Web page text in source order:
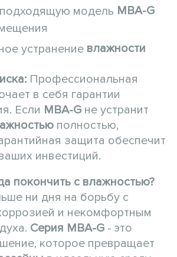
модель MBA-G
устранение влажности
Профессиональная
в себя гарантии
Если MBA-G не устранит
полностью,
защита обеспечит
инвестиций.
покончить с влажностью?
ни дня на борьбу с
и некомфортным
Серия MBA-G - это
которое превращает